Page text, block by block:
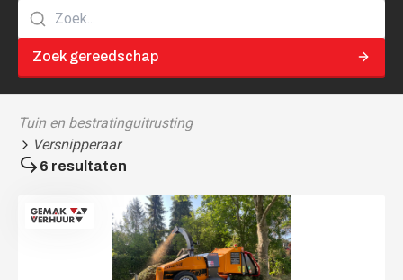
Zoek gereedschap
Tuin en bestratinguitrusting
Versnipperaar